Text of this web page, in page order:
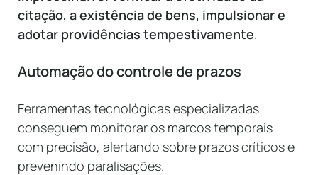
citação, a existência de bens, impulsionar e
adotar providências tempestivamente.
Automação do controle de prazos
Ferramentas tecnológicas especializadas
conseguem monitorar os marcos temporais
com precisão, alertando sobre prazos críticos e
prevenindo paralisações.